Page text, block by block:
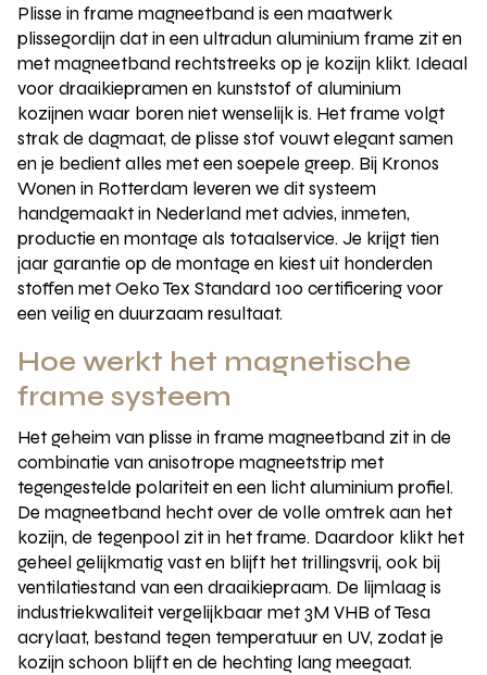
Plisse in frame magneetband is een maatwerk
plissegordijn dat in een ultradun aluminium frame zit en
met magneetband rechtstreeks op je kozijn klikt. Ideaal
voor draaikiepramen en kunststof of aluminium
kozijnen waar boren niet wenselijk is. Het frame volgt
strak de dagmaat, de plisse stof vouwt elegant samen
en je bedient alles met een soepele greep. Bij Kronos
Wonen in Rotterdam leveren we dit systeem
handgemaakt in Nederland met advies, inmeten,
productie en montage als totaalservice. Je krijgt tien
jaar garantie op de montage en kiest uit honderden
stoffen met Oeko Tex Standard 100 certificering voor
een veilig en duurzaam resultaat.
Hoe werkt het magnetische
frame systeem
Het geheim van plisse in frame magneetband zit in de
combinatie van anisotrope magneetstrip met
tegengestelde polariteit en een licht aluminium profiel.
De magneetband hecht over de volle omtrek aan het
kozijn, de tegenpool zit in het frame. Daardoor klikt het
geheel gelijkmatig vast en blijft het trillingsvrij, ook bij
ventilatiestand van een draaikiepraam. De lijmlaag is
industriekwaliteit vergelijkbaar met 3M VHB of Tesa
acrylaat, bestand tegen temperatuur en UV, zodat je
kozijn schoon blijft en de hechting lang meegaat.